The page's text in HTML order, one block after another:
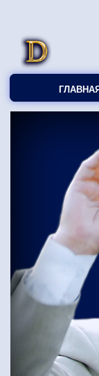
ГЛАВНАЯ